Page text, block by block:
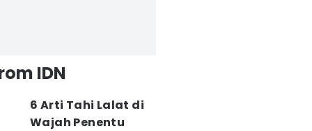
IDN
6 Arti Tahi Lalat di
Wajah Penentu